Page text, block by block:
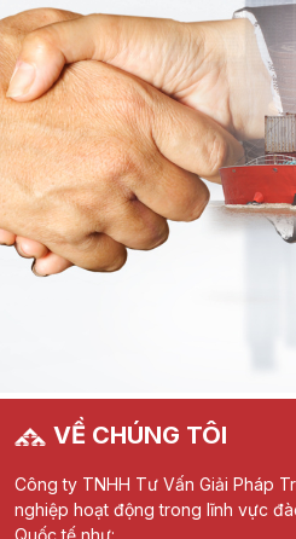
VỀ CHÚNG TÔI
Công ty TNHH Tư Vấn Giải Pháp
nghiệp hoạt động trong lĩnh vực
Quốc tế như: